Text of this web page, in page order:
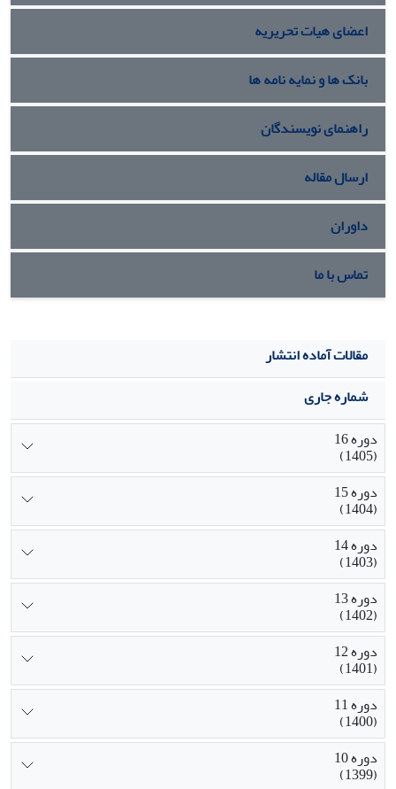
پیشنهاداتی به منظور استفاده از این مدل در دنیای واقعی ارائه
شده است.
اعضای هیات تحریریه
بانک ها و نمایه نامه ها
راهنمای نویسندگان
ارسال مقاله
داوران
تماس با ما
مقالات آماده انتشار
شماره جاری
دوره 16
(1405)
دوره 15
(1404)
دوره 14
(1403)
دوره 13
(1402)
دوره 12
(1401)
دوره 11
(1400)
دوره 10
(1399)